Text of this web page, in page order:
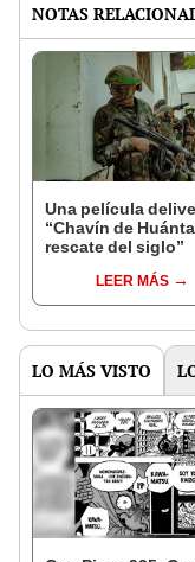
NOTAS
Una película
“Chavín de
rescate del siglo”
LEER MÁS
LO MÁS VISTO